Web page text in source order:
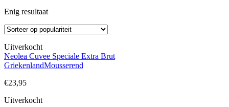
Enig resultaat
Uitverkocht
Neolea Cuvee Speciale Extra Brut
GriekenlandMousserend
€23,95
Uitverkocht